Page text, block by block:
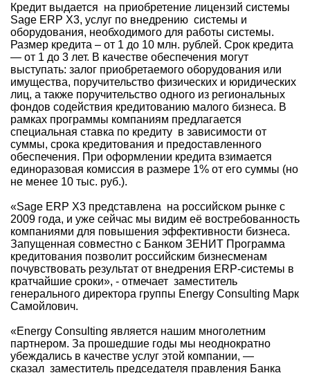
Кредит выдается на приобретение лицензий системы
Sage ERP X3, услуг по внедрению системы и
оборудования, необходимого для работы системы.
Размер кредита – от 1 до 10 млн. рублей. Срок кредита
— от 1 до 3 лет. В качестве обеспечения могут
выступать: залог приобретаемого оборудования или
имущества, поручительство физических и юридических
лиц, а также поручительство одного из региональных
фондов содействия кредитованию малого бизнеса. В
рамках программы компаниям предлагается
специальная ставка по кредиту в зависимости от
суммы, срока кредитования и предоставленного
обеспечения. При оформлении кредита взимается
единоразовая комиссия в размере 1% от его суммы (но
не менее 10 тыс. руб.).
«Sage ERP X3 представлена на российском рынке с
2009 года, и уже сейчас мы видим её востребованность
компаниями для повышения эффективности бизнеса.
Запущенная совместно с Банком ЗЕНИТ Программа
кредитования позволит российским бизнесменам
почувствовать результат от внедрения ERP-системы в
кратчайшие сроки», - отмечает заместитель
генерального директора группы Energy Consulting Марк
Самойлович.
«Energy Consulting является нашим многолетним
партнером. За прошедшие годы мы неоднократно
убеждались в качестве услуг этой компании, —
сказал заместитель председателя правления Банка